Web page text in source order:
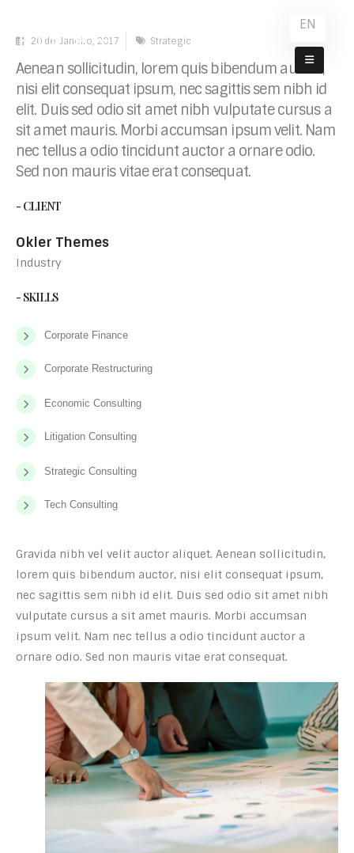
EN
Porto20 de Janeiro, 2017 Strategic
Aenean sollicitudin, lorem quis bibendum auctor,
nisi elit consequat ipsum, nec sagittis sem nibh id
elit. Duis sed odio sit amet nibh vulputate cursus a
sit amet mauris. Morbi accumsan ipsum velit. Nam
nec tellus a odio tincidunt auctor a ornare odio.
Sed non mauris vitae erat consequat.
- CLIENT
Okler Themes
Industry
- SKILLS
Corporate Finance
Corporate Restructuring
Economic Consulting
Litigation Consulting
Strategic Consulting
Tech Consulting
Gravida nibh vel velit auctor aliquet. Aenean sollicitudin,
lorem quis bibendum auctor, nisi elit consequat ipsum,
nec sagittis sem nibh id elit. Duis sed odio sit amet nibh
vulputate cursus a sit amet mauris. Morbi accumsan
ipsum velit. Nam nec tellus a odio tincidunt auctor a
ornare odio. Sed non mauris vitae erat consequat.